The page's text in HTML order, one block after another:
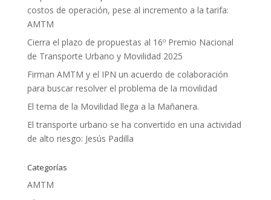
costos de operación, pese al incremento a la tarifa:
AMTM
Cierra el plazo de propuestas al 16º Premio Nacional
de Transporte Urbano y Movilidad 2025
Firman AMTM y el IPN un acuerdo de colaboración
para buscar resolver el problema de la movilidad
El tema de la Movilidad llega a la Mañanera.
El transporte urbano se ha convertido en una actividad
de alto riesgo: Jesús Padilla
Categorías
AMTM